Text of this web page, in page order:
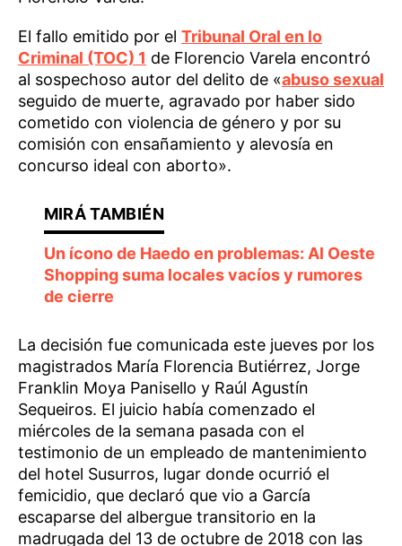
El fallo emitido por el Tribunal Oral en lo
Criminal (TOC) 1 de Florencio Varela encontró
al sospechoso autor del delito de «abuso sexual
seguido de muerte, agravado por haber sido
cometido con violencia de género y por su
comisión con ensañamiento y alevosía en
concurso ideal con aborto».
Un ícono de Haedo en problemas: Al Oeste
Shopping suma locales vacíos y rumores
de cierre
La decisión fue comunicada este jueves por los
magistrados María Florencia Butiérrez, Jorge
Franklin Moya Panisello y Raúl Agustín
Sequeiros. El juicio había comenzado el
miércoles de la semana pasada con el
testimonio de un empleado de mantenimiento
del hotel Susurros, lugar donde ocurrió el
femicidio, que declaró que vio a García
escaparse del albergue transitorio en la
madrugada del 13 de octubre de 2018 con las